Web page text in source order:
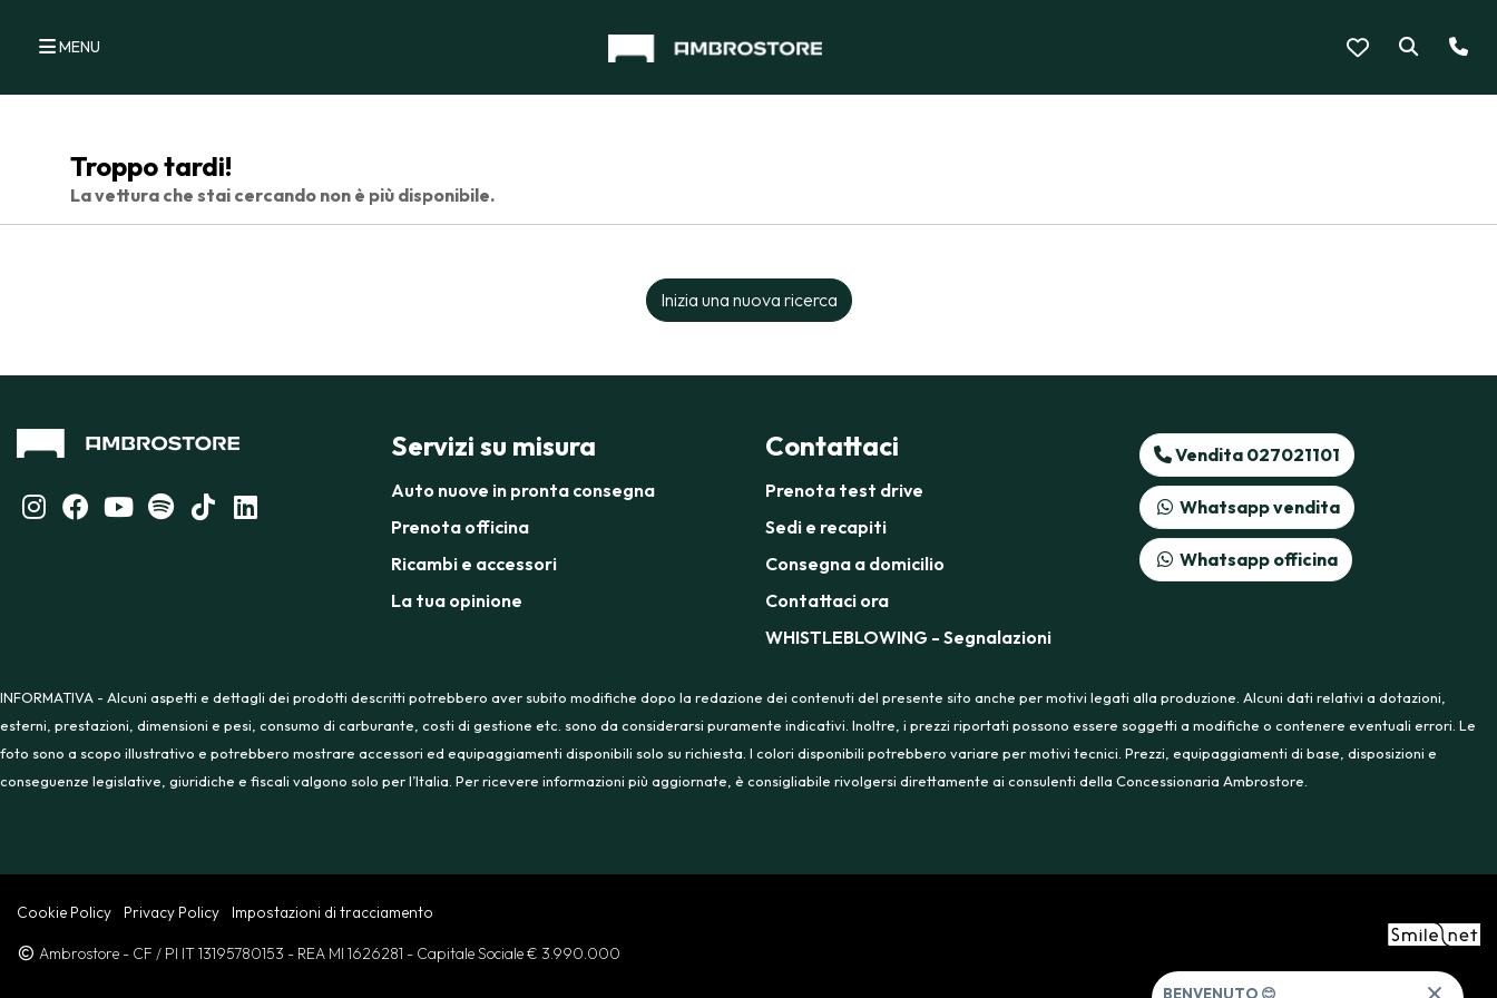
MENU
Troppo tardi!
La vettura che stai cercando non è più disponibile.
Inizia una nuova ricerca
Servizi su misura
Auto nuove in pronta consegna
Prenota officina
Ricambi e accessori
La tua opinione
Contattaci
Prenota test drive
Sedi e recapiti
Consegna a domicilio
Contattaci ora
WHISTLEBLOWING - Segnalazioni
Vendita 027021101
Whatsapp vendita
Whatsapp officina
INFORMATIVA - Alcuni aspetti e dettagli dei prodotti descritti potrebbero aver subito modifiche dopo la redazione dei contenuti del presente sito anche per motivi legati alla produzione. Alcuni dati relativi a dotazioni,
esterni, prestazioni, dimensioni e pesi, consumo di carburante, costi di gestione etc. sono da considerarsi puramente indicativi. Inoltre, i prezzi riportati possono essere soggetti a modifiche o contenere eventuali errori. Le
foto sono a scopo illustrativo e potrebbero mostrare accessori ed equipaggiamenti disponibili solo su richiesta. I colori disponibili potrebbero variare per motivi tecnici. Prezzi, equipaggiamenti di base, disposizioni e
conseguenze legislative, giuridiche e fiscali valgono solo per l’Italia. Per ricevere informazioni più aggiornate, è consigliabile rivolgersi direttamente ai consulenti della Concessionaria Ambrostore.
Cookie Policy Privacy Policy Impostazioni di tracciamento
Ambrostore - CF / PI IT 13195780153 - REA MI 1626281 - Capitale Sociale € 3.990.000
BENVENUTO 😊